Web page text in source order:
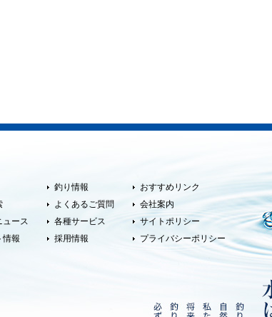
ュース
情報
釣り情報
よくあるご質問
各種サービス
採用情報
おすすめリンク
会社案内
サイトポリシー
プライバシーポリシー